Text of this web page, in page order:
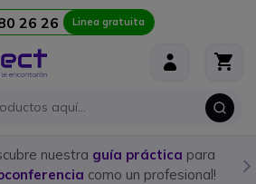
26 26 Linea gratuita
nuestra guía práctica para
como un profesional!